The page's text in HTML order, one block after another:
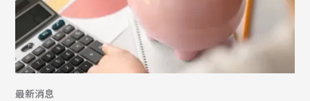
最新消息